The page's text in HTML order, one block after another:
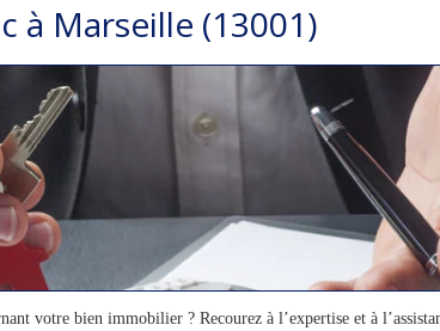
à Marseille (13001)
votre bien immobilier ? Recourez à l’expertise et à